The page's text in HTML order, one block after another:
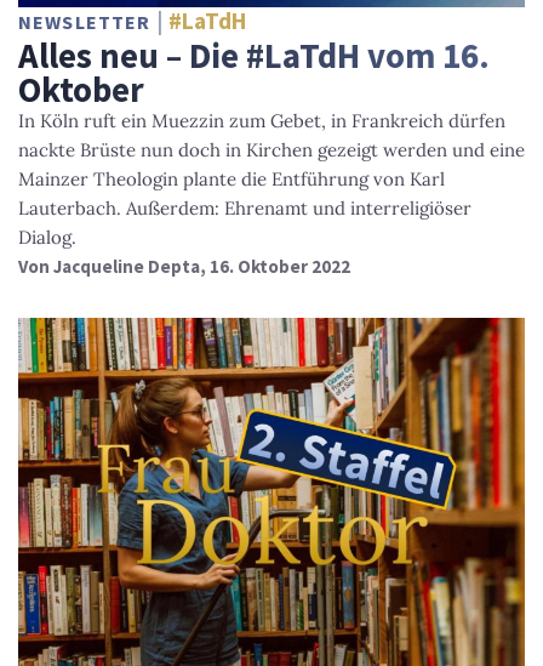
NEWSLETTER #LaTdH
Alles neu – Die #LaTdH vom 16.
Oktober
In Köln ruft ein Muezzin zum Gebet, in Frankreich dürfen
nackte Brüste nun doch in Kirchen gezeigt werden und eine
Mainzer Theologin plante die Entführung von Karl
Lauterbach. Außerdem: Ehrenamt und interreligiöser
Dialog.
Von Jacqueline Depta, 16. Oktober 2022